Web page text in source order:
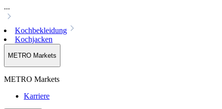
...
Kochbekleidung
Kochjacken
METRO Markets
METRO Markets
Karriere